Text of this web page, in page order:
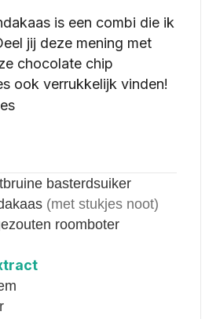
is een combi die ik
jij deze mening met
chocolate chip
ook verrukkelijk vinden!
basterdsuiker
(met stukjes noot)
roomboter